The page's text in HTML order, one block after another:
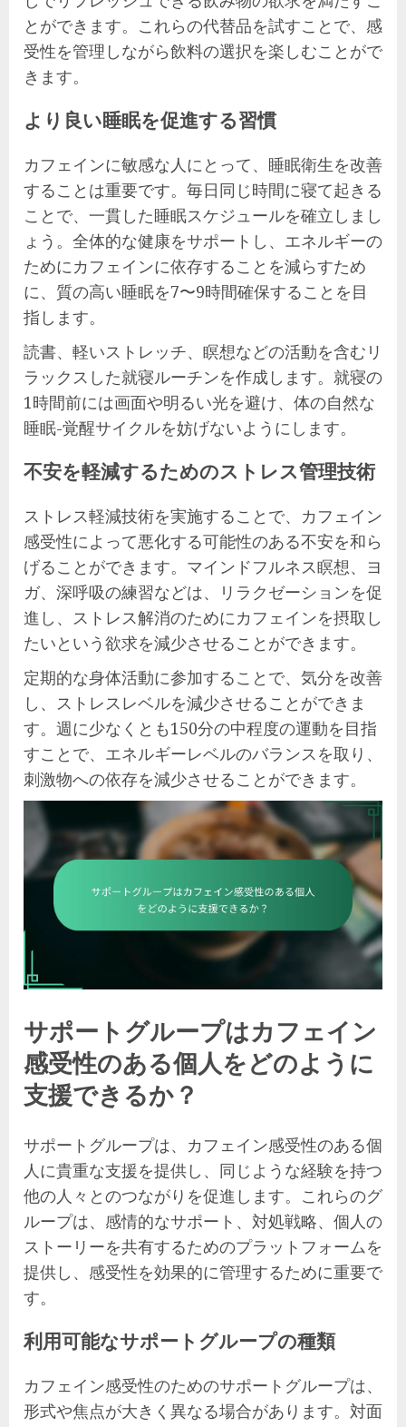
とができます。これらの代替品を試すことで、感
受性を管理しながら飲料の選択を楽しむことがで
きます。
より良い睡眠を促進する習慣
カフェインに敏感な人にとって、睡眠衛生を改善
することは重要です。毎日同じ時間に寝て起きる
ことで、一貫した睡眠スケジュールを確立しまし
ょう。全体的な健康をサポートし、エネルギーの
ためにカフェインに依存することを減らすため
に、質の高い睡眠を7〜9時間確保することを目
指します。
読書、軽いストレッチ、瞑想などの活動を含むリ
ラックスした就寝ルーチンを作成します。就寝の
1時間前には画面や明るい光を避け、体の自然な
睡眠-覚醒サイクルを妨げないようにします。
不安を軽減するためのストレス管理技術
ストレス軽減技術を実施することで、カフェイン
感受性によって悪化する可能性のある不安を和ら
げることができます。マインドフルネス瞑想、ヨ
ガ、深呼吸の練習などは、リラクゼーションを促
進し、ストレス解消のためにカフェインを摂取し
たいという欲求を減少させることができます。
定期的な身体活動に参加することで、気分を改善
し、ストレスレベルを減少させることができま
す。週に少なくとも150分の中程度の運動を目指
すことで、エネルギーレベルのバランスを取り、
刺激物への依存を減少させることができます。
サポートグループはカフェイン
感受性のある個人をどのように
支援できるか？
サポートグループは、カフェイン感受性のある個
人に貴重な支援を提供し、同じような経験を持つ
他の人々とのつながりを促進します。これらのグ
ループは、感情的なサポート、対処戦略、個人の
ストーリーを共有するためのプラットフォームを
提供し、感受性を効果的に管理するために重要で
す。
利用可能なサポートグループの種類
カフェイン感受性のためのサポートグループは、
形式や焦点が大きく異なる場合があります。対面